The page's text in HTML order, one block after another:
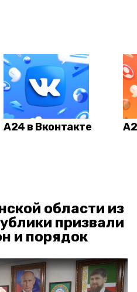
А24 в Вконтакте
области из
призвали
и порядок